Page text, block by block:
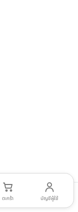
ตะกร้า บัญชีผู้ใช้